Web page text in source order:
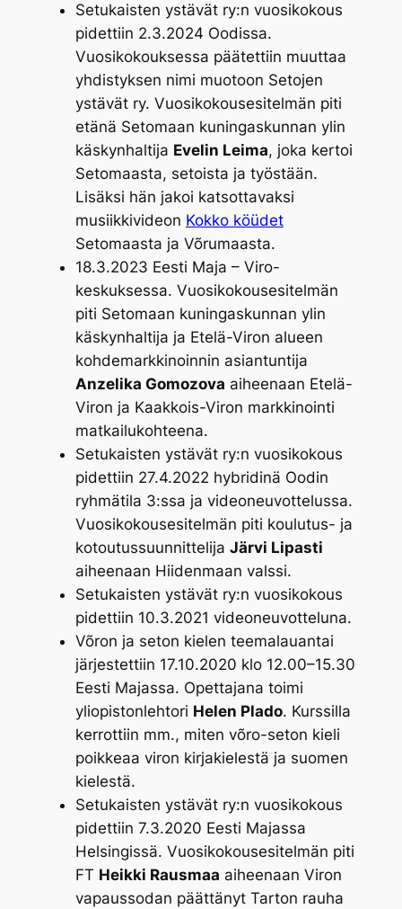
Setukaisten ystävät ry:n vuosikokous
pidettiin 2.3.2024 Oodissa.
Vuosikokouksessa päätettiin muuttaa
yhdistyksen nimi muotoon Setojen
ystävät ry. Vuosikokousesitelmän piti
etänä Setomaan kuningaskunnan ylin
käskynhaltija Evelin Leima, joka kertoi
Setomaasta, setoista ja työstään.
Lisäksi hän jakoi katsottavaksi
musiikkivideon Kokko köüdet
Setomaasta ja Võrumaasta.
18.3.2023 Eesti Maja – Viro-
keskuksessa. Vuosikokousesitelmän
piti Setomaan kuningaskunnan ylin
käskynhaltija ja Etelä-Viron alueen
kohdemarkkinoinnin asiantuntija
Anzelika Gomozova aiheenaan Etelä-
Viron ja Kaakkois-Viron markkinointi
matkailukohteena.
Setukaisten ystävät ry:n vuosikokous
pidettiin 27.4.2022 hybridinä Oodin
ryhmätila 3:ssa ja videoneuvottelussa.
Vuosikokousesitelmän piti koulutus- ja
kotoutussuunnittelija Järvi Lipasti
aiheenaan Hiidenmaan valssi.
Setukaisten ystävät ry:n vuosikokous
pidettiin 10.3.2021 videoneuvotteluna.
Võron ja seton kielen teemalauantai
järjestettiin 17.10.2020 klo 12.00–15.30
Eesti Majassa. Opettajana toimi
yliopistonlehtori Helen Plado. Kurssilla
kerrottiin mm., miten võro-seton kieli
poikkeaa viron kirjakielestä ja suomen
kielestä.
Setukaisten ystävät ry:n vuosikokous
pidettiin 7.3.2020 Eesti Majassa
Helsingissä. Vuosikokousesitelmän piti
FT Heikki Rausmaa aiheenaan Viron
vapaussodan päättänyt Tarton rauha